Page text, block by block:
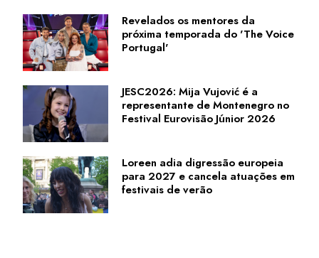
Revelados os mentores da
próxima temporada do 'The Voice
Portugal'
JESC2026: Mija Vujović é a
representante de Montenegro no
Festival Eurovisão Júnior 2026
Loreen adia digressão europeia
para 2027 e cancela atuações em
festivais de verão